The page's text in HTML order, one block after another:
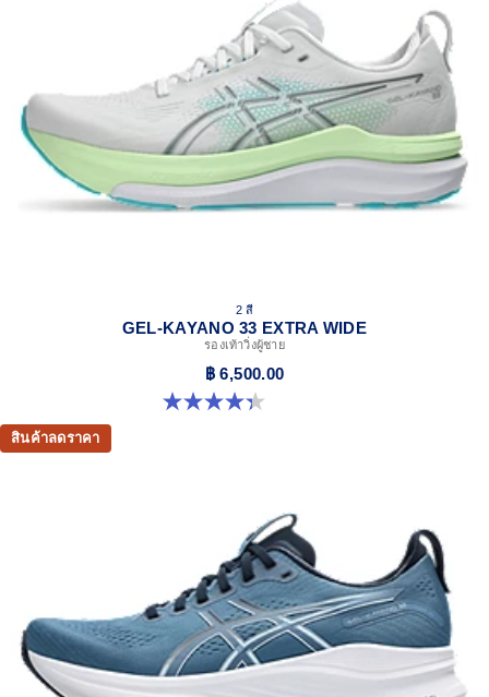
2 สี
GEL-KAYANO 33 EXTRA WIDE
รองเท้าวิ่งผู้ชาย
฿ 6,500.00
4.3 จาก 5 ดาว 26 รีวิว
สินค้าลดราคา